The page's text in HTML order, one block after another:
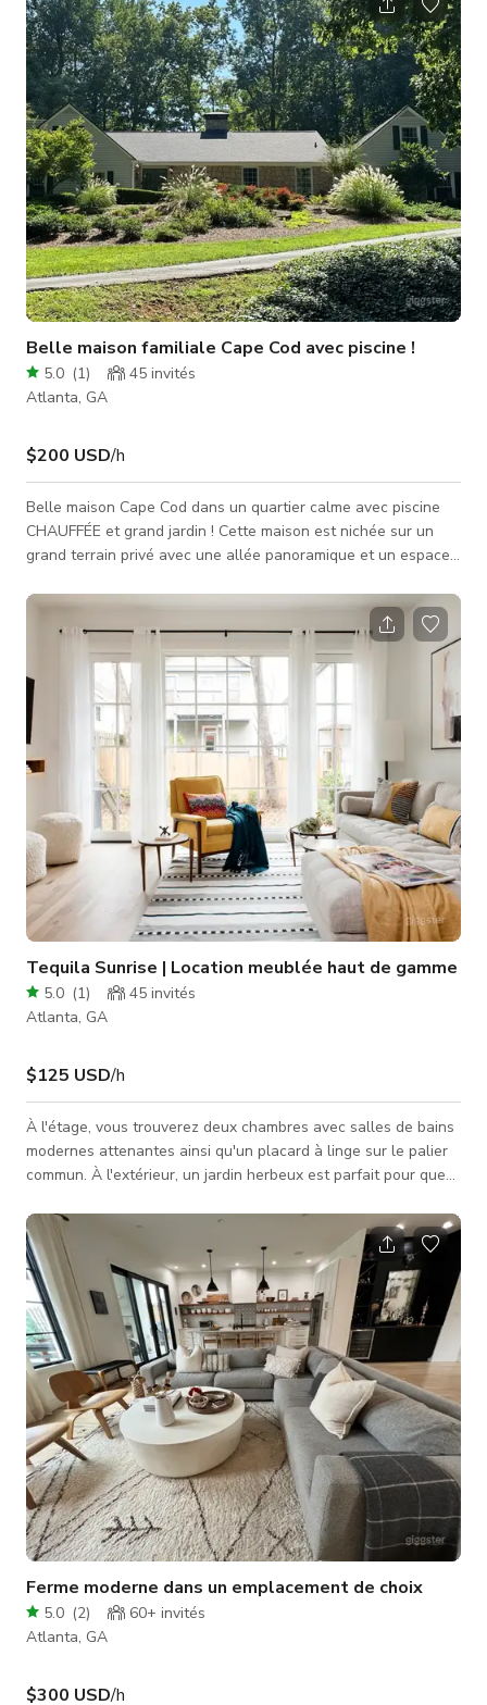
architecturales, un intérieur baigné de lumière, des planchers
en bois de cèdre et chêne partout, ainsi que toutes les options
pour correspondre à votre style de vie luxueux. Magnifique
attrait extérieur ave
Belle maison familiale Cape Cod avec piscine !
5.0 (1) 45 invités
Atlanta, GA
$200 USD/h
Belle maison Cape Cod dans un quartier calme avec piscine
CHAUFFÉE et grand jardin ! Cette maison est nichée sur un
grand terrain privé avec une allée panoramique et un espace
les doubles portes vitrées françaises vers le hall lumineux et
aéré et le salon cathédrale avec fenêtres du sol au plafond et
une cheminée. Le salon est non meublé, donc facile à
aménager selon vos envies, ou peut être un excellent espace
pour des
Tequila Sunrise | Location meublée haut de gamme
5.0 (1) 45 invités
Atlanta, GA
$125 USD/h
À l'étage, vous trouverez deux chambres avec salles de bains
modernes attenantes ainsi qu'un placard à linge sur le palier
commun. À l'extérieur, un jardin herbeux est parfait pour que
accueillants bordent la rue dans le vrai style du Sud. Lorsque
vous êtes prêt à sortir, vous pouvez profiter d'un brunch, de
burgers et de bières à seulement deux pâtés de maisons de
cette maison incroyable, de plus l'autoroute est à proximité po
Ferme moderne dans un emplacement de choix
5.0 (2) 60+ invités
Atlanta, GA
$300 USD/h